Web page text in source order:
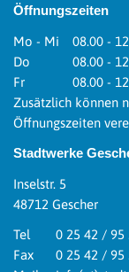
Öffnungszeiten
Mo - Mi
08.00 -
Do
08.00 -
Fr
08.00 -
Zusätzlich können
Öffnungszeiten
Stadtwerke
Inselstr. 5
48712 Gescher
Tel
0 25 42 / 95
Fax
0 25 42 / 95